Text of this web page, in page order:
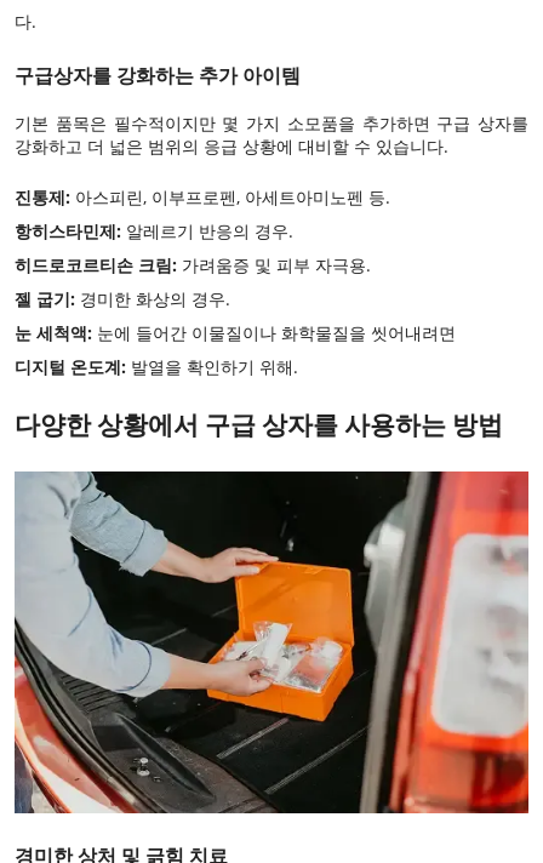
다.
구급상자를 강화하는 추가 아이템
기본 품목은 필수적이지만 몇 가지 소모품을 추가하면 구급 상자를
강화하고 더 넓은 범위의 응급 상황에 대비할 수 있습니다.
진통제: 아스피린, 이부프로펜, 아세트아미노펜 등.
항히스타민제: 알레르기 반응의 경우.
히드로코르티손 크림: 가려움증 및 피부 자극용.
젤 굽기: 경미한 화상의 경우.
눈 세척액: 눈에 들어간 이물질이나 화학물질을 씻어내려면
디지털 온도계: 발열을 확인하기 위해.
다양한 상황에서 구급 상자를 사용하는 방법
경미한 상처 및 긁힘 치료